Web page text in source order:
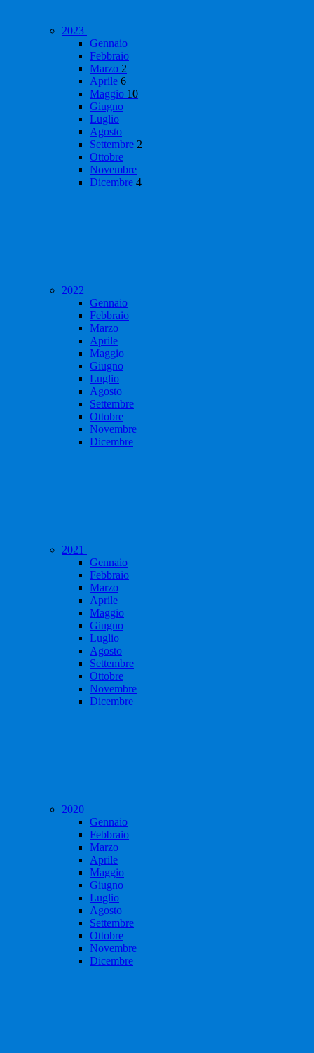
2023
Gennaio
Febbraio
Marzo 2
Aprile 6
Maggio 10
Giugno
Luglio
Agosto
Settembre 2
Ottobre
Novembre
Dicembre 4
2022
Gennaio
Febbraio
Marzo
Aprile
Maggio
Giugno
Luglio
Agosto
Settembre
Ottobre
Novembre
Dicembre
2021
Gennaio
Febbraio
Marzo
Aprile
Maggio
Giugno
Luglio
Agosto
Settembre
Ottobre
Novembre
Dicembre
2020
Gennaio
Febbraio
Marzo
Aprile
Maggio
Giugno
Luglio
Agosto
Settembre
Ottobre
Novembre
Dicembre